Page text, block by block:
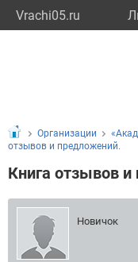
Vrachi05.ru
Организации
отзывов и предложений.
Книга отзывов
Новичок